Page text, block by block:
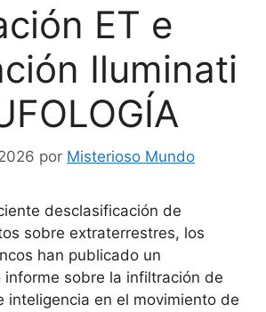
ET e
Iluminati
por Misterioso Mundo
desclasificación de
sobre extraterrestres, los
han publicado un
sobre la infiltración de
inteligencia en el movimiento de